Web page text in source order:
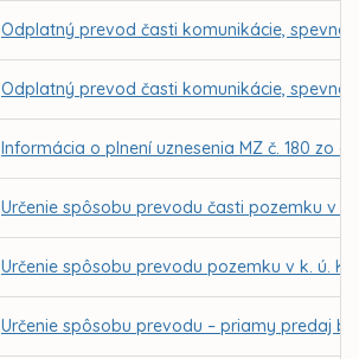
Odplatný prevod časti komunikácie,
Odplatný prevod časti komunikácie,
Informácia o plnení uznesenia MZ č. 180 zo
Určenie spôsobu prevodu časti pozemku v
Určenie spôsobu prevodu pozemku v k. ú.
Určenie spôsobu prevodu – priamy predaj